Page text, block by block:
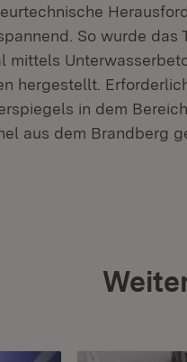
So wurde
mittels
hergestellt.
in dem
aus dem Brandberg